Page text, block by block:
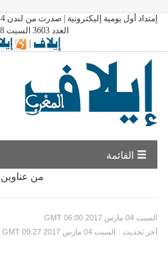
إمتداد أول يومية إليكترونية | صدرت من لندن 4 أكتوبر 2016
العدد 3603 السبت 08 أغسطس 2026 آخر تحديث GMT 13:40
|
القائمة
من عناوين
GMT السبت 04 مارس 2017 06:00
GMT السبت 04 مارس 2017 09:27
: آخر تحديث